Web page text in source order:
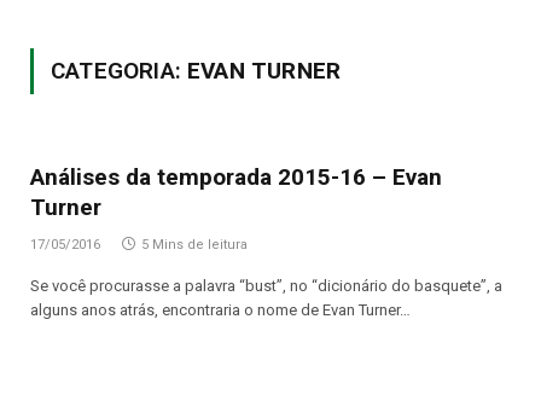
CATEGORIA: EVAN TURNER
Análises da temporada 2015-16 – Evan
Turner
17/05/2016 5 Mins de leitura
Se você procurasse a palavra “bust”, no “dicionário do basquete”, a
alguns anos atrás, encontraria o nome de Evan Turner…